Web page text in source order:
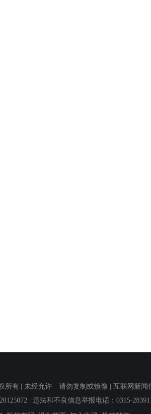
| 未经允许 请勿复制或镜像 | 互联网新闻信
| 违法和不良信息举报电话：0315-